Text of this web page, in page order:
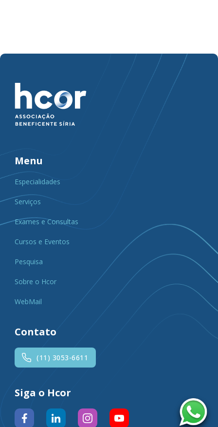
Menu
Especialidades
Serviços
Exames e Consultas
Cursos e Eventos
Pesquisa
Sobre o Hcor
WebMail
Contato
(11) 3053-6611
Siga o Hcor